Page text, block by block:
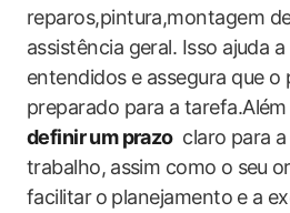
reparos,pintura,montagem
assistência​ geral. Isso ajuda
entendidos e assegura que o
preparado para a tarefa.Além‌
definir ⁢um ‌prazo claro ​para‍
trabalho, ⁤assim como o⁤ seu
facilitar ⁣o ⁢planejamento⁤ e a​